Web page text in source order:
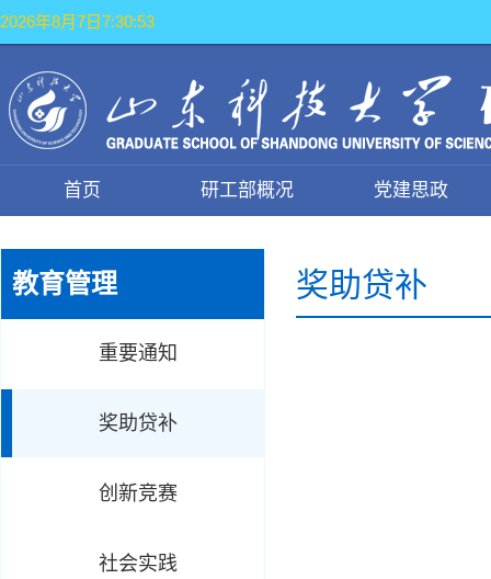
2026年8月7日7:30:54
首页 研工部概况 党建思政
教育管理
重要通知
奖助贷补
创新竞赛
社会实践
奖助贷补